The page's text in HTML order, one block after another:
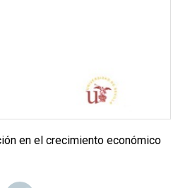
en el crecimiento económico